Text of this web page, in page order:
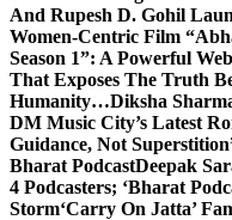
And Rupesh D. Gohil
Women-Centric Film
Season 1”: A Powerful
That Exposes The Truth
Humanity…Diksha
DM Music City’s Latest
Guidance, Not
Bharat PodcastDeepak
4 Podcasters; ‘Bharat
Storm‘Carry On Jatta’